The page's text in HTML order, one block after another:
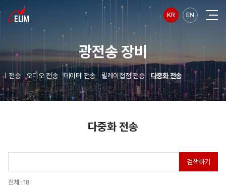
KR EN
광전송 장비
전송 오디오 전송 데이터 전송 릴레이접점 전송 다중화 전송
다중화 전송
전체 : 18
검색하기